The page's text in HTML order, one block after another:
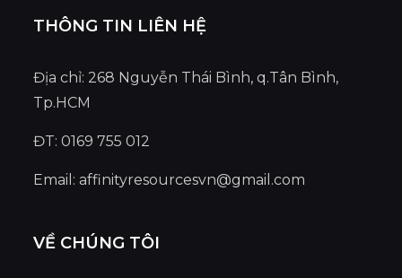
THÔNG TIN LIÊN HỆ
Địa chỉ: 268 Nguyễn Thái Bình, q.Tân Bình,
Tp.HCM
ĐT: 0169 755 012
Email:affinityresourcesvn@gmail.com
VỀ CHÚNG TÔI